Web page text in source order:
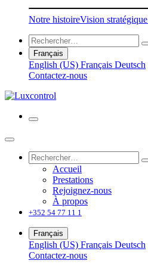
Notre histoireVision stratégique
Français
English (US) Français Deutsch
Contactez-nous
Accueil
Prestations
Rejoignez-nous
À propos
+352 54 77 11 1
Français
English (US) Français Deutsch
Contactez-nous